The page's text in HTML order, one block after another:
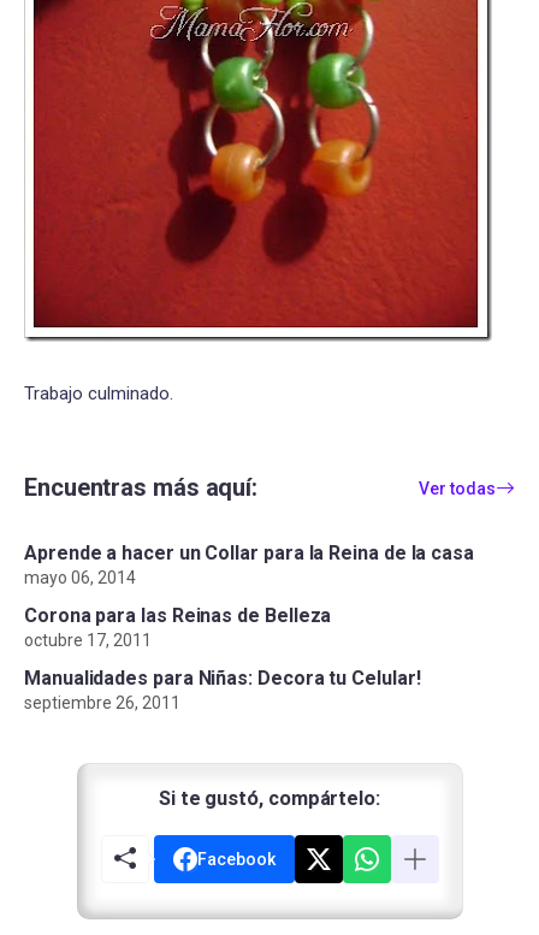
Trabajo culminado.
Encuentras más aquí: Ver todas
Aprende a hacer un Collar para la Reina de la casa
mayo 06, 2014
Corona para las Reinas de Belleza
octubre 17, 2011
Manualidades para Niñas: Decora tu Celular!
septiembre 26, 2011
Si te gustó, compártelo:
Facebook